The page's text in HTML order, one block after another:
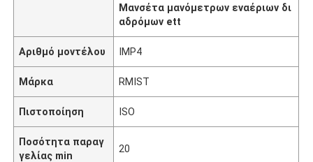
Μανσέτα μανόμετρων εναέριων δι
αδρόμων ett
Αριθμό μοντέλου IMP4
Μάρκα RMIST
Πιστοποίηση ISO
Ποσότητα παραγ
γελίας min
20